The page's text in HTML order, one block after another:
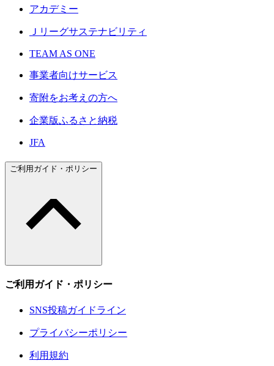
アカデミー
Ｊリーグサステナビリティ
TEAM AS ONE
事業者向けサービス
寄附をお考えの方へ
企業版ふるさと納税
JFA
ご利用ガイド・ポリシー
ご利用ガイド・ポリシー
SNS投稿ガイドライン
プライバシーポリシー
利用規約